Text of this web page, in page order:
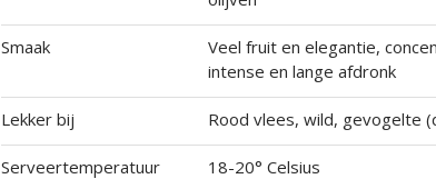
Smaak
Veel fruit en elegantie,
intense en lange afdronk
Lekker bij Rood vlees, wild, gevogelte
Serveertemperatuur 18-20° Celsius